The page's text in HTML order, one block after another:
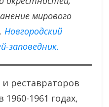
мирового
Новгородский
заповедник.
и реставраторов
1961 годах,